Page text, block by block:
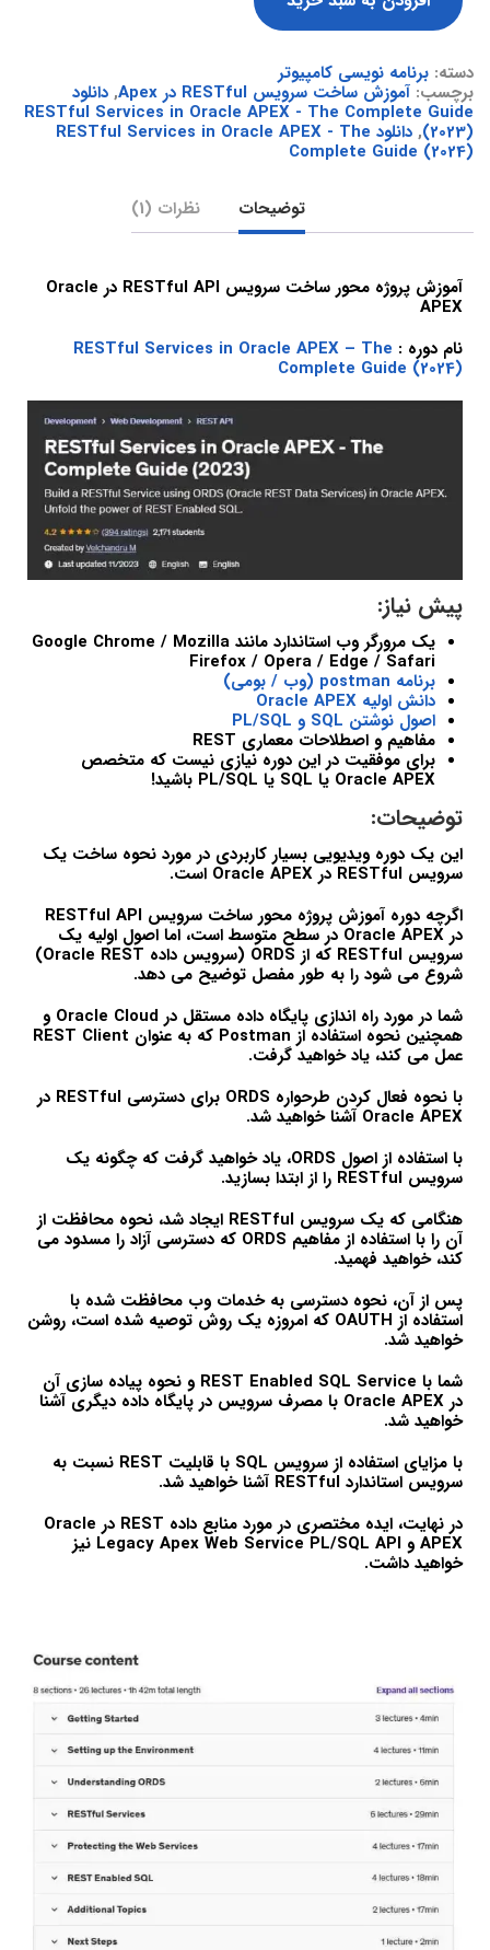
دسته: برنامه نویسی کامپیوتر
برچسب: آموزش ساخت سرویس RESTful در Apex , دانلود
RESTful Services in Oracle APEX - The Complete Guide
(2023)
, دانلود RESTful Services in Oracle APEX - The
Complete Guide (2024)
توضیحات نظرات (1)
آموزش پروژه محور ساخت سرویس RESTful API در Oracle
APEX
نام دوره : RESTful Services in Oracle APEX – The
Complete Guide (2024)
پیش نیاز:
یک مرورگر وب استاندارد مانند Google Chrome / Mozilla
Firefox / Opera / Edge / Safari
برنامه postman (وب / بومی)
دانش اولیه Oracle APEX
اصول نوشتن SQL و PL/SQL
مفاهیم و اصطلاحات معماری REST
برای موفقیت در این دوره نیازی نیست که متخصص
Oracle APEX یا SQL یا PL/SQL باشید!
توضیحات:
این یک دوره ویدیویی بسیار کاربردی در مورد نحوه ساخت یک
سرویس RESTful در Oracle APEX است.
اگرچه دوره آموزش پروژه محور ساخت سرویس RESTful API
در Oracle APEX در سطح متوسط است، اما اصول اولیه یک
سرویس RESTful که از ORDS (سرویس داده Oracle REST)
شروع می شود را به طور مفصل توضیح می دهد.
شما در مورد راه اندازی پایگاه داده مستقل در Oracle Cloud و
همچنین نحوه استفاده از Postman که به عنوان REST Client
عمل می کند، یاد خواهید گرفت.
با نحوه فعال کردن طرحواره ORDS برای دسترسی RESTful در
Oracle APEX آشنا خواهید شد.
با استفاده از اصول ORDS، یاد خواهید گرفت که چگونه یک
سرویس RESTful را از ابتدا بسازید.
هنگامی که یک سرویس RESTful ایجاد شد، نحوه محافظت از
آن را با استفاده از مفاهیم ORDS که دسترسی آزاد را مسدود می
کند، خواهید فهمید.
پس از آن، نحوه دسترسی به خدمات وب محافظت شده با
استفاده از OAUTH که امروزه یک روش توصیه شده است، روشن
خواهید شد.
شما با REST Enabled SQL Service و نحوه پیاده سازی آن
در Oracle APEX با مصرف سرویس در پایگاه داده دیگری آشنا
خواهید شد.
با مزایای استفاده از سرویس SQL با قابلیت REST نسبت به
سرویس استاندارد RESTful آشنا خواهید شد.
در نهایت، ایده مختصری در مورد منابع داده REST در Oracle
APEX و Legacy Apex Web Service PL/SQL API نیز
خواهید داشت.